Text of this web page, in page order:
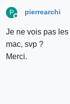
P
Offline
pierrearchi
Je ne vois pas
mac, svp ?
Merci.